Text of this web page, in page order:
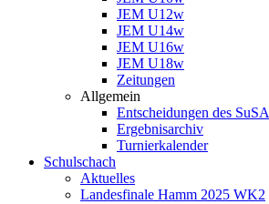
JEM U12w
JEM U14w
JEM U16w
JEM U18w
Zeitungen
Allgemein
Entscheidungen des SuSA
Ergebnisarchiv
Turnierkalender
Schulschach
Aktuelles
Landesfinale Hamm 2025 WK2